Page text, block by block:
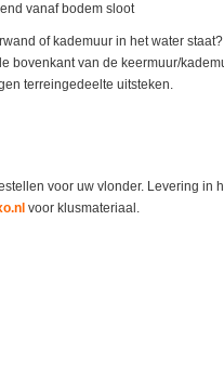
vanaf bodem sloot
of kademuur in het water
bovenkant van de keermuur/
terreingedeelte uitsteken.
voor uw vlonder. Levering in
voor klusmateriaal.